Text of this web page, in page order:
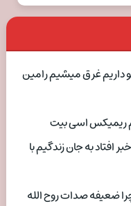
داریم غرق میشیم رامین
ریمیکس اسی بیت
افتاد به جان زندگیم با
ضعیفه صدات روح الله